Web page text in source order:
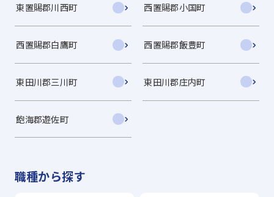
東置賜郡川西町 西置賜郡小国町
西置賜郡白鷹町 西置賜郡飯豊町
東田川郡三川町 東田川郡庄内町
飽海郡遊佐町
職種から探す